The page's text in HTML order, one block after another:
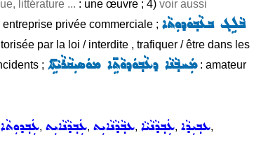
littérature ... : une œuvre ; 4) voir aussi
privée commerciale ; ܒܵܠܹܓ ܒܥܵܒ݂ܘܿܕܘܼܬܵܐ
par la loi / interdite , trafiquer / être dans les
; ܡܲܚܒ݂ܵܢܵܐ ܕܥܵܒ݂ܘܿܕܘܵܬܹ̈ܐ ܡܘܿܣܝܼܩܵܪܵܝܵܬܹ̈ܐ: amateur
ܥܲܒ݂ܕܘܼܬܵܐ, ܥܲܒ݂ܕܵܢܵܐܝܼܬ, ܥܒ݂ܵܕܵܢܵܐܝܼܬ, ܥܲܒ݂ܕܵܢܵܝܵܐ, ܥܒ݂ܝܼܕܵܐ,